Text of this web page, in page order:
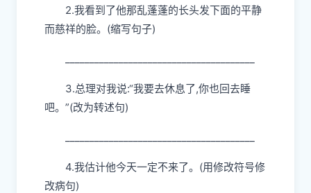
2.我看到了他那乱蓬蓬的长头发下面的平静
而慈祥的脸。(缩写句子)
3.总理对我说:“我要去休息了,你也回去睡
吧。”(改为转述句)
4.我估计他今天一定不来了。(用修改符号修
改病句)